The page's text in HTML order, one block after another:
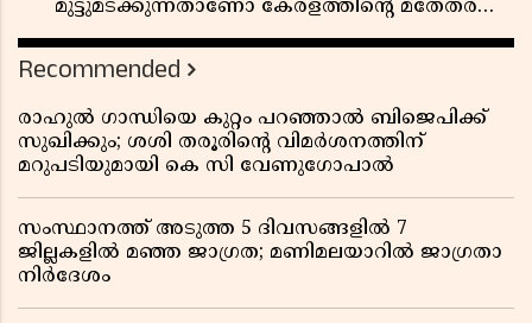
മുട്ടുമടക്കുന്നതാണോ കേരളത്തിന്റെ മതേതര
Recommended
രാഹുൽ ഗാന്ധിയെ കുറ്റം പറഞ്ഞാൽ ബിജെപിക്ക്
സുഖിക്കും; ശശി തരൂരിന്റെ വിമർശനത്തിന്
മറുപടിയുമായി കെ സി വേണുഗോപാൽ
സംസ്ഥാനത്ത് അടുത്ത 5 ദിവസങ്ങളിൽ 7
ജില്ലകളിൽ മഞ്ഞ ജാഗ്രത; മണിമലയാറിൽ ജാഗ്രതാ
നിർദേശം